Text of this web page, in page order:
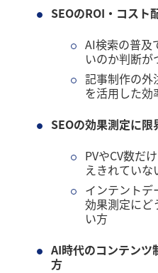
SEOのROI・コスト
AI検索の普及
いのか判断が
記事制作の外
を活用した効
SEOの効果測定に
PVやCV数だ
えきれてい
インテントデ
効果測定にど
い方
AI時代のコンテンツ
方